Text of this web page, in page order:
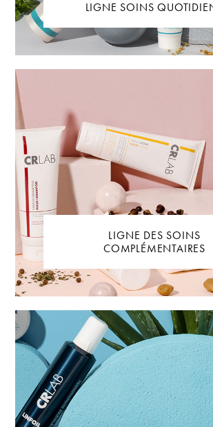
LIGNE SOINS
LIGNE DES SOINS
COMPLÉMENTAIRES